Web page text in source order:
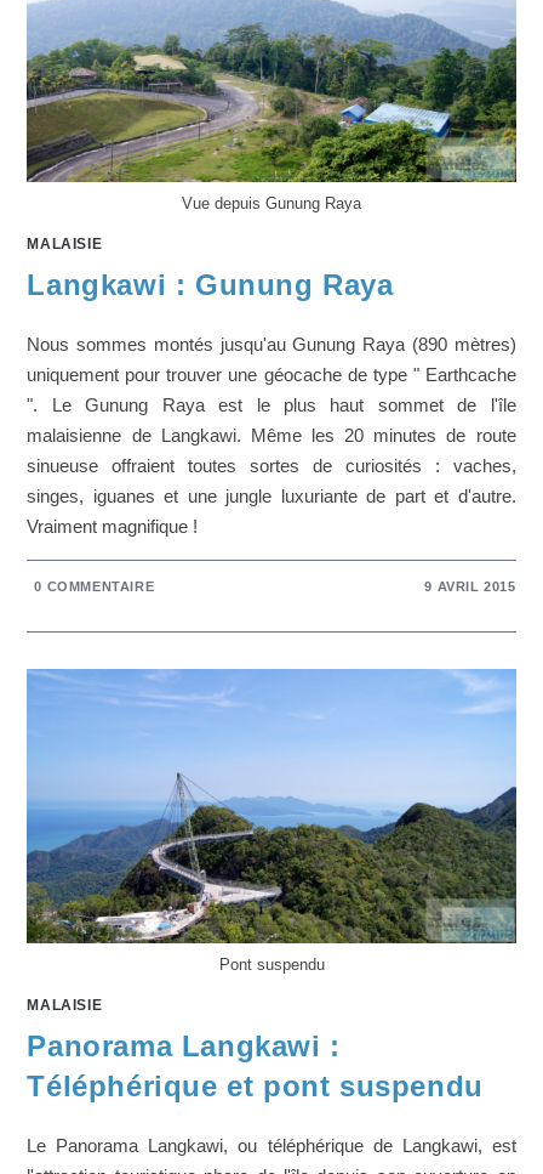
Vue depuis Gunung Raya
MALAISIE
Langkawi : Gunung Raya
Nous sommes montés jusqu'au Gunung Raya (890 mètres)
uniquement pour trouver une géocache de type " Earthcache
". Le Gunung Raya est le plus haut sommet de l'île
malaisienne de Langkawi. Même les 20 minutes de route
sinueuse offraient toutes sortes de curiosités : vaches,
singes, iguanes et une jungle luxuriante de part et d'autre.
Vraiment magnifique !
0 COMMENTAIRE 9 AVRIL 2015
Pont suspendu
MALAISIE
Panorama Langkawi :
Téléphérique et pont suspendu
Le Panorama Langkawi, ou téléphérique de Langkawi, est